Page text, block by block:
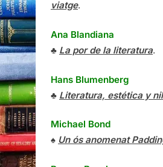
viatge.
Ana Blandiana
♣ La por de la literatura.
Hans Blumenberg
♣ Literatura, estética y
Michael Bond
♠ Un ós anomenat